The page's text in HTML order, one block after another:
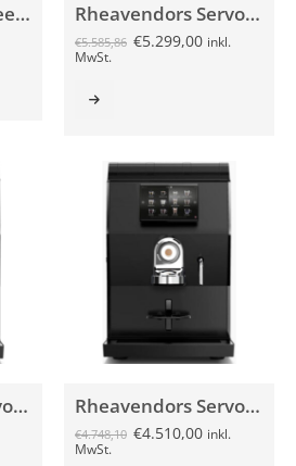
laRhea V+ iC Kaffeevollautomat Rheavendors Servomat rhTT1 V+ Premium schwarz
€5.585,86 €5.299,00 inkl.
MwSt.
Rheavendors Servomat rhTT1 V+ Premium silber Rheavendors Servomat rhTT1 V+ schwarz
€4.748,10 €4.510,00 inkl.
MwSt.